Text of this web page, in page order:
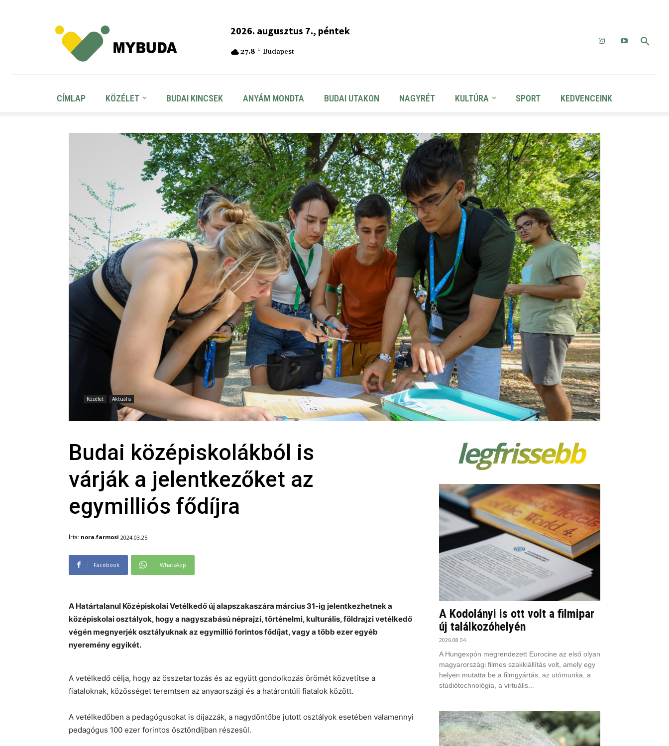
2026. augusztus 7., péntek
27.8 C Budapest
CÍMLAP KÖZÉLET BUDAI KINCSEK ANYÁM MONDTA BUDAI UTAKON NAGYRÉT KULTÚRA SPORT KEDVENCEINK
Közélet Aktuális
Budai középiskolákból is
várják a jelentkezőket az
egymilliós fődíjra
Írta: nora.farmosi 2024.03.25.
Facebook WhatsApp
A Határtalanul Középiskolai Vetélkedő új alapszakaszára március 31-ig jelentkezhetnek a
középiskolai osztályok, hogy a nagyszabású néprajzi, történelmi, kulturális, földrajzi vetélkedő
végén megnyerjék osztályuknak az egymillió forintos fődíjat, vagy a több ezer egyéb
nyeremény egyikét.
A vetélkedő célja, hogy az összetartozás és az együtt gondolkozás örömét közvetítse a
fiataloknak, közösséget teremtsen az anyaországi és a határontúli fiatalok között.
A vetélkedőben a pedagógusokat is díjazzák, a nagydöntőbe jutott osztályok esetében valamennyi
pedagógus 100 ezer forintos ösztöndíjban részesül.
legfrissebb
A Kodolányi is ott volt a filmipar
új találkozóhelyén
2026.08.04.
A Hungexpón megrendezett Eurocine az első olyan
magyarországi filmes szakkiállítás volt, amely egy
helyen mutatta be a filmgyártás, az utómunka, a
stúdiótechnológia, a virtuális...